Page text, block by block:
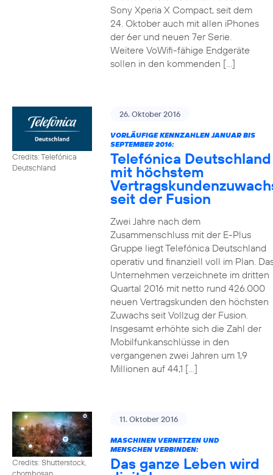
Sony Xperia X Compact, seit dem
24. Oktober auch mit allen iPhones
der 6er und neuen 7er Serie.
Weitere VoWifi-fähige Endgeräte
sollen in den kommenden […]
Credits: Telefónica
Deutschland
26. Oktober 2016
VORLÄUFIGE KENNZAHLEN JANUAR BIS
SEPTEMBER 2016:
Telefónica Deutschland
mit höchstem
seit der Fusion
Zwei Jahre nach dem
Zusammenschluss mit der E-Plus
Gruppe liegt Telefónica Deutschland
operativ und finanziell voll im Plan.
Unternehmen verzeichnete im dritten
Quartal 2016 mit netto rund 426.000
neuen Vertragskunden den höchsten
Zuwachs seit Vollzug der Fusion.
Insgesamt erhöhte sich die Zahl der
Mobilfunkanschlüsse in den
vergangenen zwei Jahren um 1,9
Millionen auf 44,1 […]
Credits: Shutterstock,
chombosan
11. Oktober 2016
MASCHINEN VERNETZEN UND
MENSCHEN VERBINDEN:
Das ganze Leben wird